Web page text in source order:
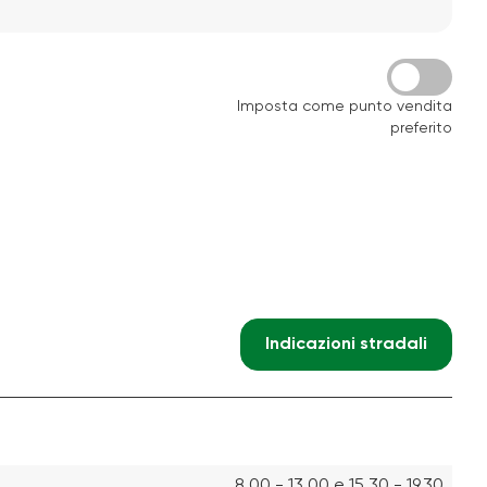
Imposta come punto vendita
preferito
Indicazioni stradali